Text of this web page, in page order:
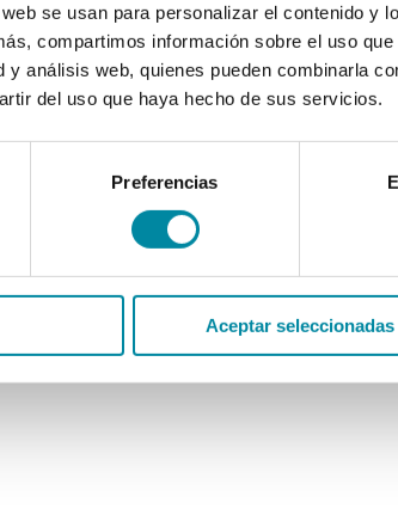
se usan para personalizar el contenido y
compartimos información sobre el uso
y análisis web, quienes pueden combinarla
del uso que haya hecho de sus servicios.
Preferencias
Aceptar seleccionadas